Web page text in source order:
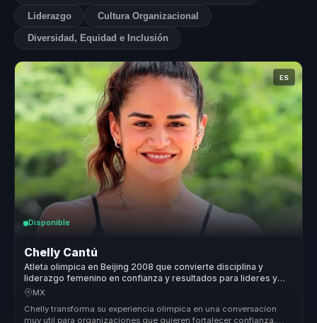
Liderazgo Cultura Organizacional
Diversidad, Equidad e Inclusión
ES
Disponible
Chelly Cantú
Atleta olimpica en Beijing 2008 que convierte disciplina y
liderazgo femenino en confianza y resultados para lideres y
equipos.
MX
Chelly transforma su experiencia olimpica en una conversacion
muy util para organizaciones que quieren fortalecer confianza,